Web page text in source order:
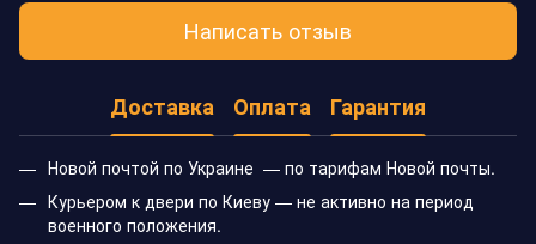
Написать отзыв
Доставка Оплата Гарантия
Новой почтой по Украине — по тарифам Новой почты.
Курьером к двери по Киеву — не активно на период
военного положения.